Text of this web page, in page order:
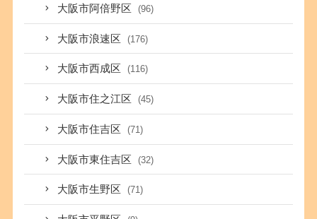
大阪市阿倍野区 (96)
大阪市浪速区 (176)
大阪市西成区 (116)
大阪市住之江区 (45)
大阪市住吉区 (71)
大阪市東住吉区 (32)
大阪市生野区 (71)